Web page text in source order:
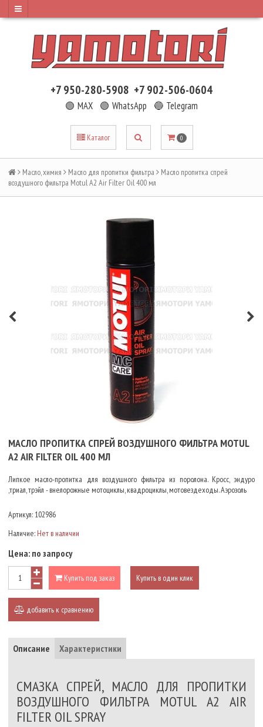
+7 950-280-5908 +7 902-506-0604
🟢 MAX 🟢 WhatsApp 🔵 Telegram
Каталог 0
Масло, химия Масло для пропитки фильтра
Масло пропитка спрей
воздушного фильтра Motul A2 Air Filter Oil 400 мл
МАСЛО ПРОПИТКА СПРЕЙ ВОЗДУШНОГО ФИЛЬТРА MOTUL
A2 AIR FILTER OIL 400 МЛ
Липкое масло-пропитка для воздушного фильтра из поролона. Кросс, эндуро
,триал, трэйл - внелорожные мотоциклы, квадроциклы, мотовездеходы. Аэрозоль
Артикул: 102986
Наличие: Нет в наличии
Цена: по запросу
Купить под заказ Купить в один клик
добавить к сравнению
Описание Характеристики
СМАЗКА СПРЕЙ, МАСЛО ДЛЯ ПРОПИТКИ
ВОЗДУШНОГО ФИЛЬТРА MOTUL A2 AIR
FILTER OIL SPRAY